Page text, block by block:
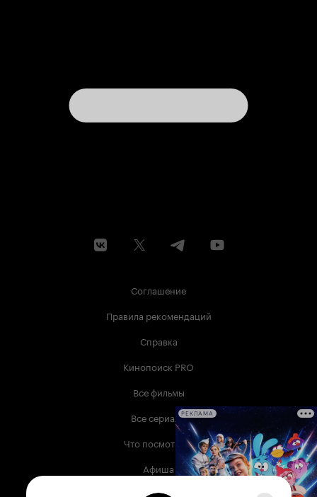
Соглашение
Правила рекомендаций
Справка
Кинопоиск PRO
Все фильмы
Все сериалы
Что посмотреть
Афиша
Музыка
РЕКЛАМА